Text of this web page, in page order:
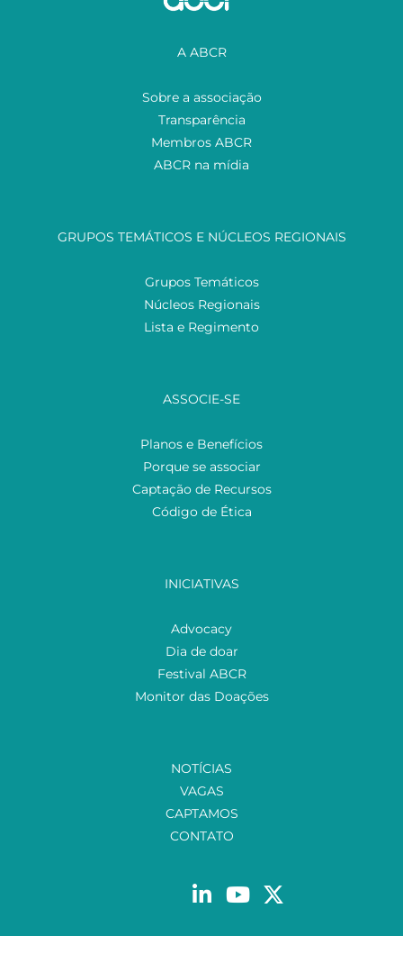
A ABCR
Sobre a associação
Transparência
Membros ABCR
ABCR na mídia
GRUPOS TEMÁTICOS E NÚCLEOS REGIONAIS
Grupos Temáticos
Núcleos Regionais
Lista e Regimento
ASSOCIE-SE
Planos e Benefícios
Porque se associar
Captação de Recursos
Código de Ética
INICIATIVAS
Advocacy
Dia de doar
Festival ABCR
Monitor das Doações
NOTÍCIAS
VAGAS
CAPTAMOS
CONTATO